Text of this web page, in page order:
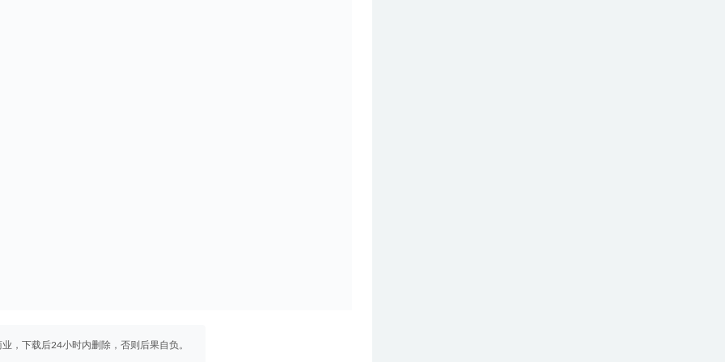
，下载后24小时内删除，否则后果自负。